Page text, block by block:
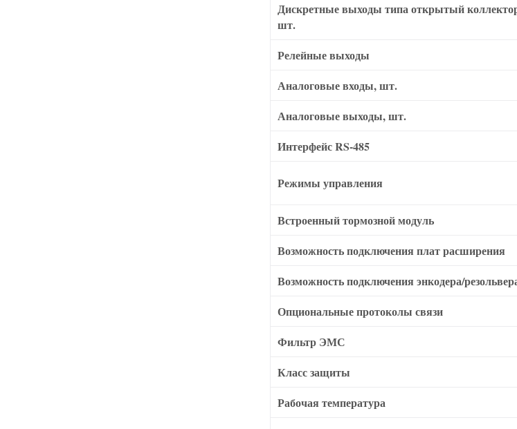
Дискретные выходы типа открытый
шт.
Релейные выходы
Аналоговые входы, шт.
Аналоговые выходы, шт.
Интерфейс RS-485
Режимы управления
Встроенный тормозной модуль
Возможность подключения плат расширения
Возможность подключения энкодера/
Опциональные протоколы связи
Фильтр ЭМС
Класс защиты
Рабочая температура